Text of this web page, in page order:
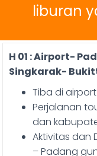
liburan
H 01 : Airport-
Singkarak-
Tiba di
Perjalanan
dan
Aktivitas dan
– Padang